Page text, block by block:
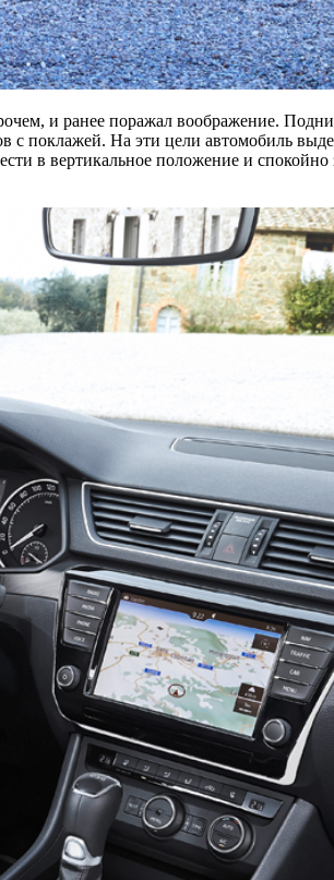
и ранее поражал воображение.
поклажей. На эти цели автомобиль
в вертикальное положение и спокойно